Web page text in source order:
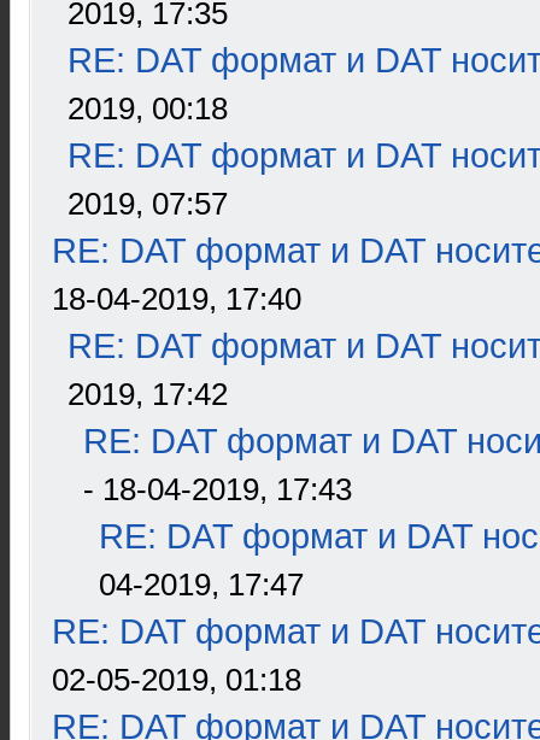
2019, 17:35
RE: DAT формат и DAT
2019, 00:18
RE: DAT формат и DAT
2019, 07:57
RE: DAT формат и DAT
18-04-2019, 17:40
RE: DAT формат и DAT
2019, 17:42
RE: DAT формат и DAT
- 18-04-2019, 17:43
RE: DAT формат и DAT
04-2019, 17:47
RE: DAT формат и DAT
02-05-2019, 01:18
RE: DAT формат и DAT